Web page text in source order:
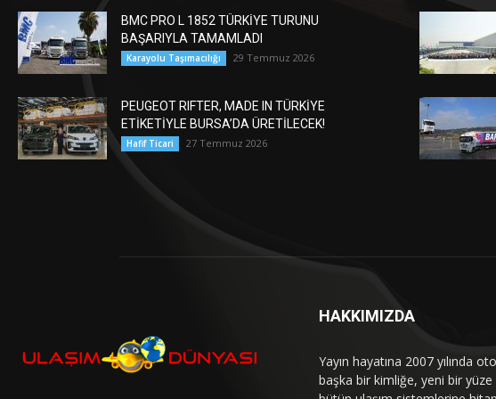
BMC PRO L 1852 TÜRKİYE TURUNU
BAŞARIYLA TAMAMLADI
Karayolu Taşımacılığı 29 Temmuz 2026
PEUGEOT RIFTER, MADE IN TÜRKİYE
ETİKETİYLE BURSA’DA ÜRETİLECEK!
Hafif Ticari 27 Temmuz 2026
HAKKIMIZDA
Yayın hayatına 2007 yılında
başka bir kimliğe, yeni bir